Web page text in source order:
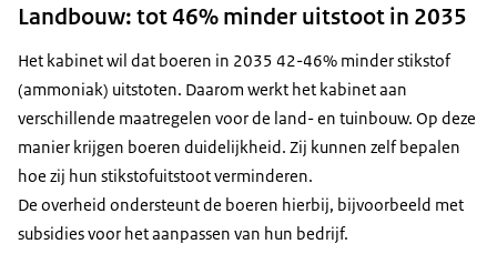
Landbouw: tot 46% minder uitstoot in 2035
Het kabinet wil dat boeren in 2035 42-46% minder stikstof
(ammoniak) uitstoten. Daarom werkt het kabinet aan
verschillende maatregelen voor de land- en tuinbouw. Op deze
manier krijgen boeren duidelijkheid. Zij kunnen zelf bepalen
hoe zij hun stikstofuitstoot verminderen.
De overheid ondersteunt de boeren hierbij, bijvoorbeeld met
subsidies voor het aanpassen van hun bedrijf.